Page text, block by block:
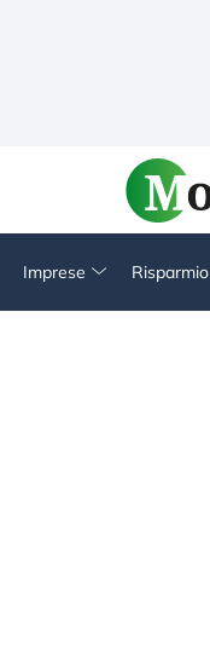
Imprese Risparmio